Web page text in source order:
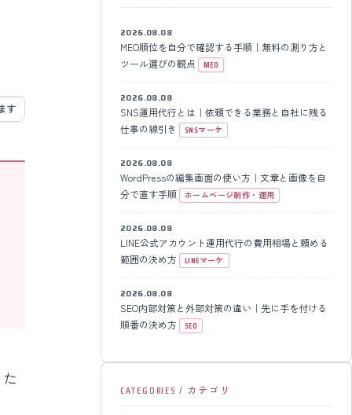
す
2026.08.08
MEO順位を自分で確認する手順｜無料の測り方と
ツール選びの観点
MEO
2026.08.08
SNS運用代行とは｜依頼できる業務と自社に残る
仕事の線引き
SNSマーケ
2026.08.08
WordPressの編集画面の使い方｜文章と画像を自
分で直す手順
ホームページ制作・運用
2026.08.08
LINE公式アカウント運用代行の費用相場と頼める
範囲の決め方
LINEマーケ
2026.08.08
SEO内部対策と外部対策の違い｜先に手を付ける
順番の決め方
SEO
CATEGORIES / カテゴリ